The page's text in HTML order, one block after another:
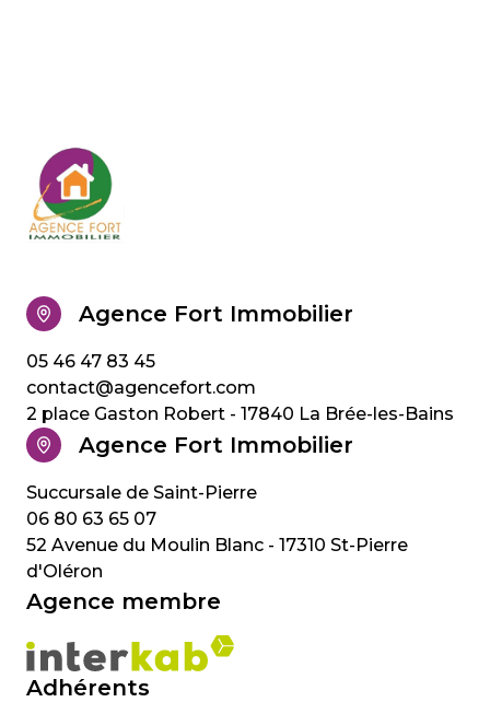
Agence Fort Immobilier
05 46 47 83 45
contact@agencefort.com
2 place Gaston Robert - 17840 La Brée-les-Bains
Agence Fort Immobilier
06 80 63 65 07
52 Avenue du Moulin Blanc - 17310 St-Pierre
d'Oléron
Agence membre
Adhérents